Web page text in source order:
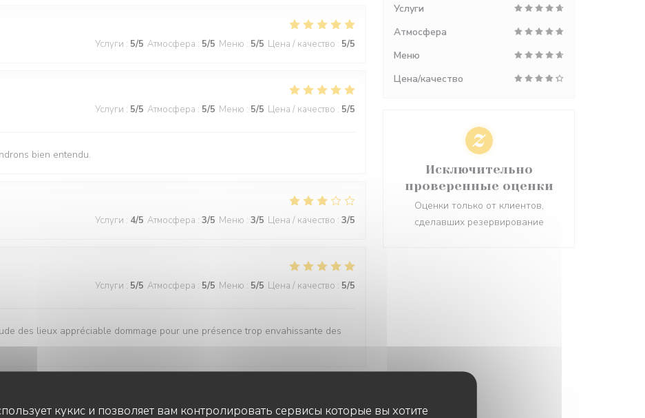
кукис и позволяет вам контролировать сервисы которые вы хотите
Услуги : 5/5 Атмосфера : 5/5 Меню : 5/5 Цена / качество : 5/5
Услуги : 5/5 Атмосфера : 5/5 Меню : 5/5 Цена / качество : 5/5
bien entendu.
Услуги : 4/5 Атмосфера : 3/5 Меню : 3/5 Цена / качество : 3/5
Услуги : 5/5 Атмосфера : 5/5 Меню : 5/5 Цена / качество : 5/5
des lieux appréciable dommage pour une présence trop envahissante des
Услуги: 5/5 Атмосфера:5/5 Меню: 4/5 Цена / качество:4/5
Услуги
Атмосфера
Меню
Цена/качество
Исключительно
проверенные оценки
Оценки только от клиентов,
сделавших резервирование